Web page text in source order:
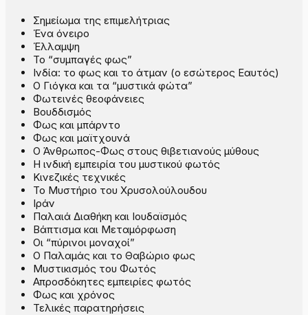
Σημείωμα της επιμελήτριας
Ένα όνειρο
Έλλαμψη
Το “συμπαγές φως”
Ινδία: το φως και το άτμαν (ο εσώτερος Εαυτός)
Ο Γιόγκα και τα “μυστικά φώτα”
Φωτεινές θεοφάνειες
Βουδδισμός
Φως και μπάρντο
Φως και μαϊτχουνά
Ο Άνθρωπος-Φως στους θιβετιανούς μύθους
Η ινδική εμπειρία του μυστικού φωτός
Κινεζικές τεχνικές
Το Μυστήριο του Χρυσολούλουδου
Ιράν
Παλαιά Διαθήκη και Ιουδαϊσμός
Βάπτισμα και Μεταμόρφωση
Οι “πύρινοι μοναχοί”
Ο Παλαμάς και το Θαβώριο φως
Μυστικισμός του Φωτός
Απροσδόκητες εμπειρίες φωτός
Φως και χρόνος
Τελικές παρατηρήσεις